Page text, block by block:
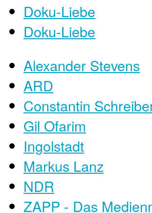
Doku-Liebe
Doku-Liebe
Alexander Stevens
ARD
Constantin
Gil Ofarim
Ingolstadt
Markus Lanz
NDR
ZAPP - Das